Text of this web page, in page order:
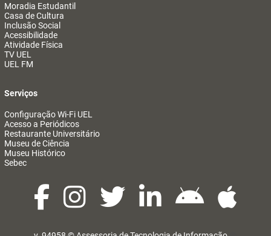
Moradia Estudantil
Casa de Cultura
Inclusão Social
Acessibilidade
Atividade Física
TV UEL
UEL FM
Serviços
Configuração Wi-Fi UEL
Acesso a Periódicos
Restaurante Universitário
Museu de Ciência
Museu Histórico
Sebec